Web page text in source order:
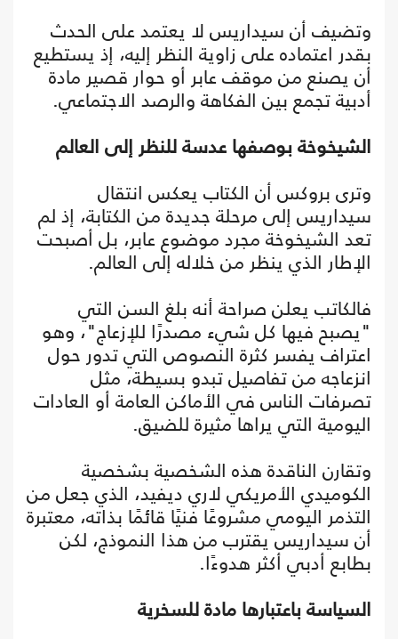
وتضيف أن سيداريس لا يعتمد على الحدث
بقدر اعتماده على زاوية النظر إليه، إذ يستطيع
أن يصنع من موقف عابر أو حوار قصير مادة
أدبية تجمع بين الفكاهة والرصد الاجتماعي.
الشيخوخة بوصفها عدسة للنظر إلى العالم
وترى بروكس أن الكتاب يعكس انتقال
سيداريس إلى مرحلة جديدة من الكتابة، إذ لم
تعد الشيخوخة مجرد موضوع عابر، بل أصبحت
الإطار الذي ينظر من خلاله إلى العالم.
فالكاتب يعلن صراحة أنه بلغ السن التي
"يصبح فيها كل شيء مصدرًا للإزعاج"، وهو
اعتراف يفسر كثرة النصوص التي تدور حول
انزعاجه من تفاصيل تبدو بسيطة، مثل
تصرفات الناس في الأماكن العامة أو العادات
اليومية التي يراها مثيرة للضيق.
وتقارن الناقدة هذه الشخصية بشخصية
الكوميدي الأمريكي لاري ديفيد، الذي جعل من
التذمر اليومي مشروعًا فنيًا قائمًا بذاته، معتبرة
أن سيداريس يقترب من هذا النموذج، لكن
بطابع أدبي أكثر هدوءًا.
السياسة باعتبارها مادة للسخرية